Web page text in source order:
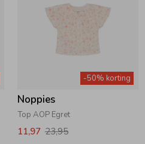
-50% korting
Noppies
Top AOP Egret
11,97 23,95